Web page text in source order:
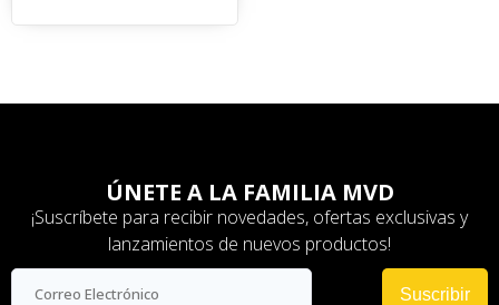
ÚNETE A LA FAMILIA MVD
¡Suscríbete para recibir novedades, ofertas exclusivas y
lanzamientos de nuevos productos!
Suscribir